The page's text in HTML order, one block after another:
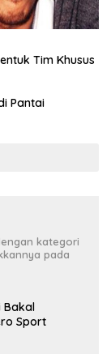
Tim Khusus
Pantai
kategori
pada
Bakal
Sport